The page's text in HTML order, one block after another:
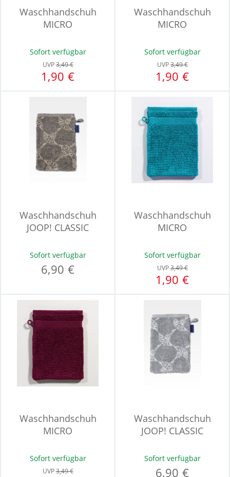
Waschhandschuh
MICRO
Sofort verfügbar
UVP3,49 €
1,90 €
Waschhandschuh
MICRO
Sofort verfügbar
UVP3,49 €
1,90 €
Waschhandschuh
JOOP! CLASSIC
Sofort verfügbar
6,90 €
Waschhandschuh
MICRO
Sofort verfügbar
UVP3,49 €
1,90 €
Waschhandschuh
MICRO
Sofort verfügbar
UVP3,49 €
Waschhandschuh
JOOP! CLASSIC
Sofort verfügbar
6,90 €